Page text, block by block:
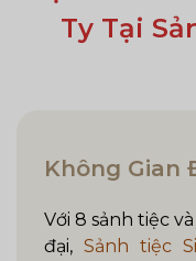
Ty Tại
Không Gian
Với 8 sảnh tiệc
đại, Sảnh tiệc